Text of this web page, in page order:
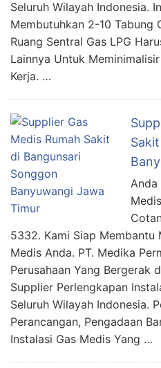
Seluruh Wilayah Indonesia.
Membutuhkan 2-10 Tabung
Ruang Sentral Gas LPG
Lainnya Untuk
Kerja. …
Anda
5332. Kami Siap Membantu
Medis Anda. PT. Medika
Perusahaan Yang Bergerak
Supplier Perlengkapan
Seluruh Wilayah Indonesia.
Perancangan, Pengadaan
Instalasi Gas Medis Yang …